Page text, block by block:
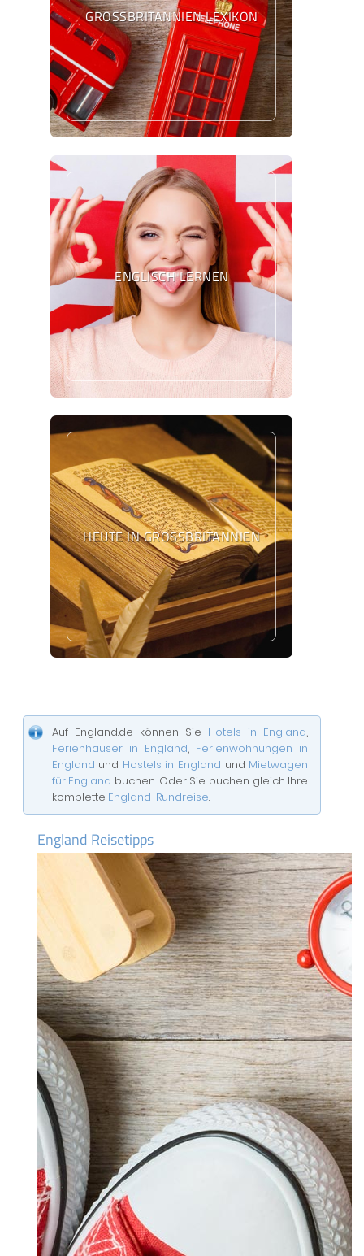
GROSSBRITANNIEN LEXIKON
ENGLISCH LERNEN
HEUTE IN GROSSBRITANNIEN
Auf England.de können Sie Hotels in England,
Ferienhäuser in England, Ferienwohnungen in
England und Hostels in England und Mietwagen
für England buchen. Oder Sie buchen gleich Ihre
komplette England-Rundreise.
England Reisetipps